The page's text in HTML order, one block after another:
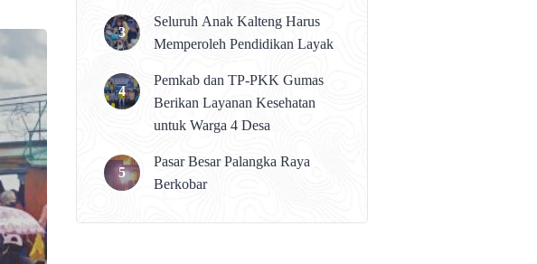
Seluruh Anak Kalteng Harus
Memperoleh Pendidikan Layak
Pemkab dan TP-PKK Gumas
Berikan Layanan Kesehatan
untuk Warga 4 Desa
Pasar Besar Palangka Raya
Berkobar